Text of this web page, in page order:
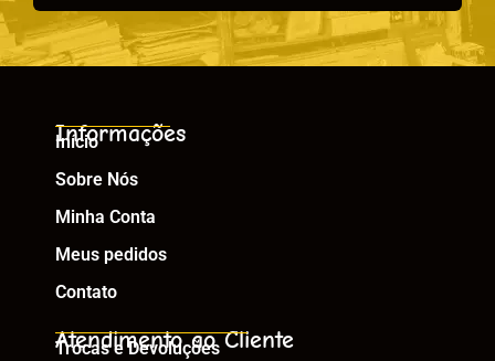
Informações
Início
Sobre Nós
Minha Conta
Meus pedidos
Contato
Atendimento ao Cliente
Trocas e Devoluções